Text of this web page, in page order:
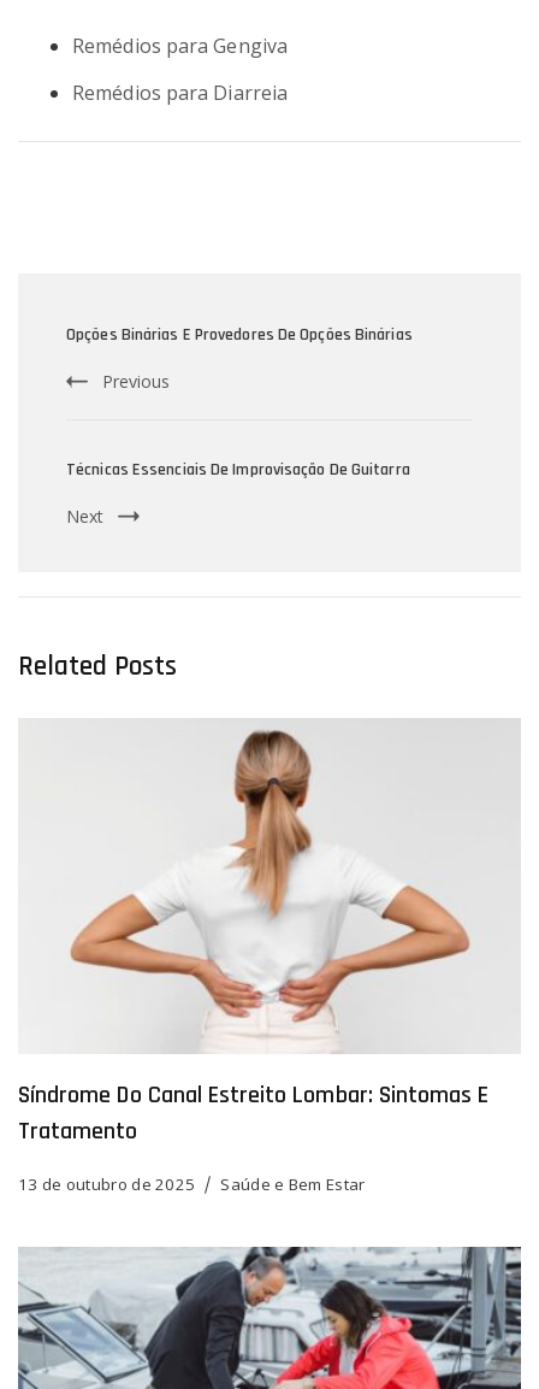
Remédios para Gengiva
Remédios para Diarreia
Navigation
Opções Binárias E Provedores De Opções Binárias
Previous
Técnicas Essenciais De Improvisação De Guitarra
Next
Related Posts
Síndrome Do Canal Estreito Lombar: Sintomas E
Tratamento
13 de outubro de 2025 Saúde e Bem Estar